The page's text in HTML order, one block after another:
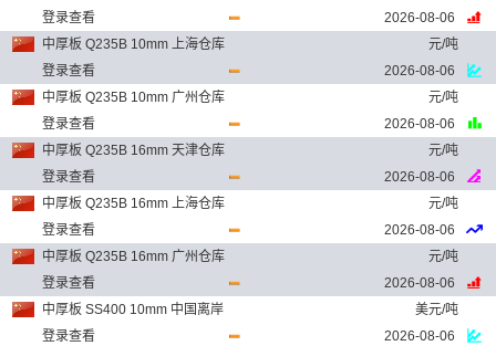
登录查看
2026-08-06
中厚板 Q235B 10mm 上海仓库
元/吨
登录查看
2026-08-06
中厚板 Q235B 10mm 广州仓库
元/吨
登录查看
2026-08-06
中厚板 Q235B 16mm 天津仓库
元/吨
登录查看
2026-08-06
中厚板 Q235B 16mm 上海仓库
元/吨
登录查看
2026-08-06
中厚板 Q235B 16mm 广州仓库
元/吨
登录查看
2026-08-06
中厚板 SS400 10mm 中国离岸
美元/吨
登录查看
2026-08-06